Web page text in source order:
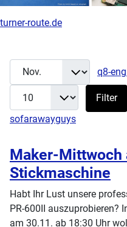
turner-route.de
Filter
Monat
q8-
Filter
sofarawayguys
Maker-Mittwoch
Stickmaschine
Habt Ihr Lust unsere
PR-600II auszuprobieren?
am 30.11. ab 18:30 Uhr